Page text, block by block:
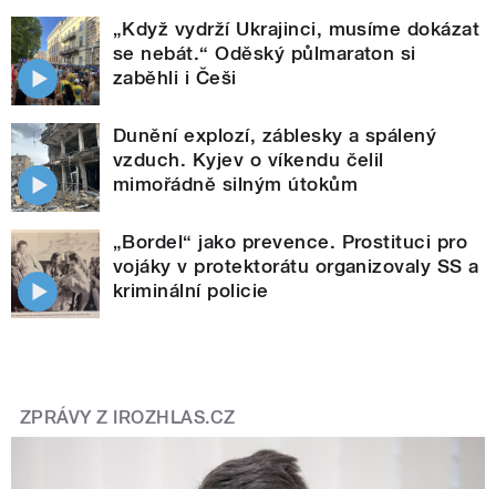
„Když vydrží Ukrajinci, musíme dokázat
se nebát.“ Oděský půlmaraton si
zaběhli i Češi
Dunění explozí, záblesky a spálený
vzduch. Kyjev o víkendu čelil
mimořádně silným útokům
„Bordel“ jako prevence. Prostituci pro
vojáky v protektorátu organizovaly SS a
kriminální policie
ZPRÁVY Z IROZHLAS.CZ